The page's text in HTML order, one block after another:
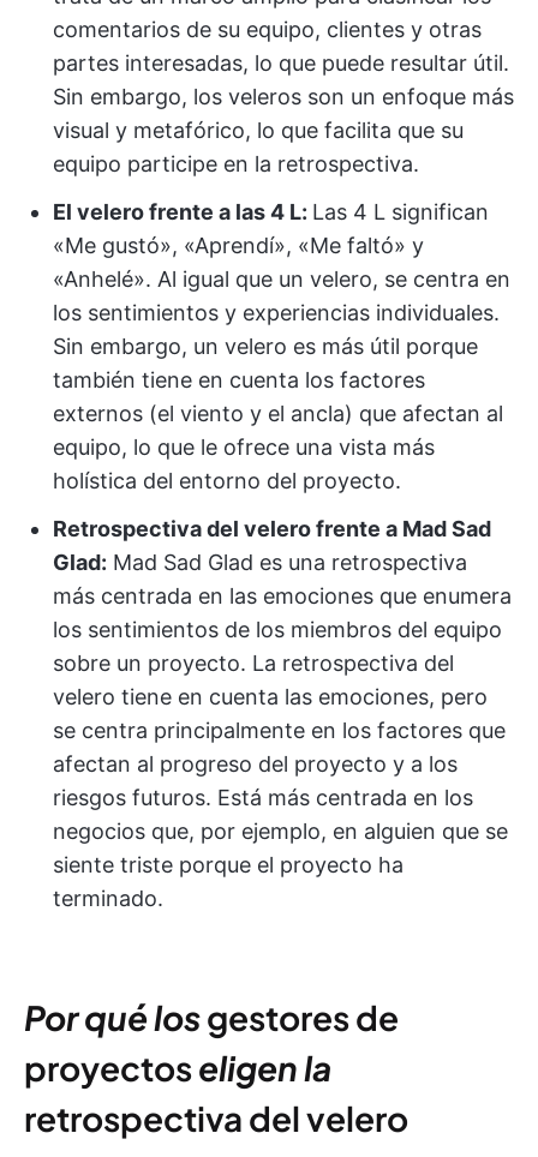
comentarios de su equipo, clientes y otras
partes interesadas, lo que puede resultar útil.
Sin embargo, los veleros son un enfoque más
visual y metafórico, lo que facilita que su
equipo participe en la retrospectiva.
El velero frente a las 4 L: Las 4 L significan
«Me gustó», «Aprendí», «Me faltó» y
«Anhelé». Al igual que un velero, se centra en
los sentimientos y experiencias individuales.
Sin embargo, un velero es más útil porque
también tiene en cuenta los factores
externos (el viento y el ancla) que afectan al
equipo, lo que le ofrece una vista más
holística del entorno del proyecto.
Retrospectiva del velero frente a Mad Sad
Glad: Mad Sad Glad es una retrospectiva
más centrada en las emociones que enumera
los sentimientos de los miembros del equipo
sobre un proyecto. La retrospectiva del
velero tiene en cuenta las emociones, pero
se centra principalmente en los factores que
afectan al progreso del proyecto y a los
riesgos futuros. Está más centrada en los
negocios que, por ejemplo, en alguien que se
siente triste porque el proyecto ha
terminado.
Por qué losgestores de
proyectoseligen la
retrospectiva del velero